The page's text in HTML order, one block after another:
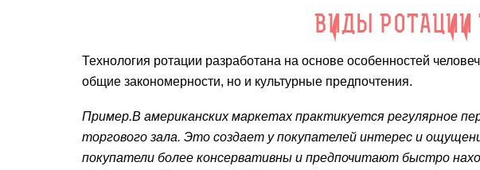
ВИДЫ РОТАЦИИ
Технология ротации разработана на основе особенностей
общие закономерности, но и культурные предпочтения.
Пример.В американских маркетах практикуется регулярное
торгового зала. Это создает у покупателей интерес и
покупатели более консервативны и предпочитают быстро